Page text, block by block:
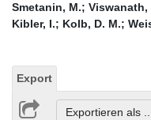
Smetanin, M.; Viswanath,
Kibler, I.; Kolb, D. M.;
Export
Exportieren als